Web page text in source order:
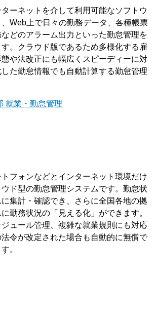
ーネットを介して利用可能なソフトウ
Web上で日々の勤務データ、各種帳票
どのアラーム出力といった勤怠管理を
。クラウド版であるため多様化する雇
や法改正にも幅広くスピーディーに対
た勤怠情報でも自動計算する勤怠管理
就業・勤怠管理
フォンなどとインターネット環境だけ
ド型の勤怠管理システムです。勤怠状
集計・確認でき、さらに全国各地の拠
勤務状況の「見える化」ができます。
ュール管理、複雑な就業規則にも対応
令が改定された場合も自動的に無償で
。